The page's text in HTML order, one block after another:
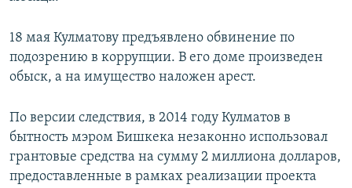
18 мая Кулматову предъявлено обвинение по
подозрению в коррупции. В его доме произведен
обыск, а на имущество наложен арест.
По версии следствия, в 2014 году Кулматов в
бытность мэром Бишкека незаконно использовал
грантовые средства на сумму 2 миллиона долларов,
предоставленные в рамках реализации проекта